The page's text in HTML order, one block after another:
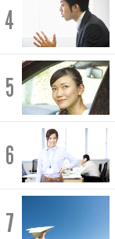
4
5
6
7